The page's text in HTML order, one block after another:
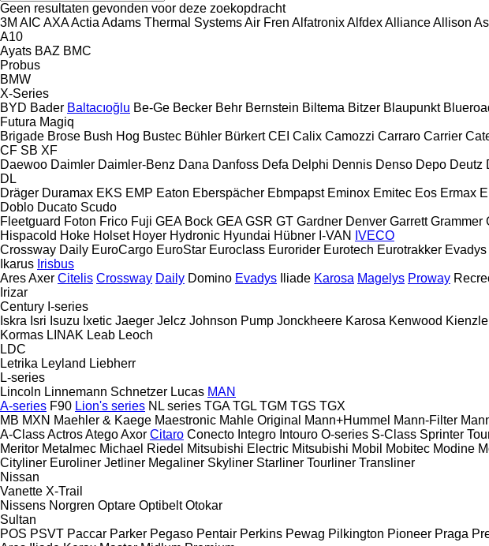
Geen resultaten gevonden voor deze zoekopdracht
3M AIC AXAActia Adams Thermal SystemsAir Fren AlfatronixAlfdexAllianceAllison
A10
Ayats BAZ BMC
Probus
BMW
X-Series
BYD Bader Baltacıoğlu Be-Ge Becker Behr Bernstein Biltema Bitzer Blaupunkt
Futura Magiq
Brigade Brose Bush Hog Bustec Bühler Bürkert CEI Calix Camozzi Carraro Carrier
CF SB XF
Daewoo Daimler Daimler-Benz Dana Danfoss Defa Delphi Dennis Denso Depo Deutz
DL
Dräger Duramax EKS EMP Eaton Eberspächer Ebmpapst Eminox Emitec Eos Ermax
Doblo Ducato Scudo
Fleetguard Foton Frico Fuji GEA Bock GEA GSR GT Gardner Denver Garrett Grammer
Hispacold Hoke Holset Hoyer Hydronic Hyundai Hübner I-VAN
IVECO
Crossway Daily EuroCargo EuroStar Euroclass Eurorider Eurotech Eurotrakker Evadys
Ikarus Irisbus
AresAxer Citelis Crossway Daily Domino Evadys Iliade Karosa Magelys Proway
Irizar
Century I-series
Iskra Isri Isuzu Ixetic Jaeger Jelcz Johnson Pump Jonckheere Karosa Kenwood Kienzle
Kormas LINAK Leab Leoch
LDC
Letrika Leyland Liebherr
L-series
Lincoln Linnemann Schnetzer Lucas MAN
A-series F90 Lion's series NL series TGA TGL TGM TGS TGX
MB MXN Maehler & Kaege Maestronic Mahle Original Mann+Hummel Mann-Filter
A-ClassActrosAtegoAxor Citaro Conecto Integro Intouro O-series S-Class Sprinter
Meritor Metalmec Michael Riedel Mitsubishi Electric Mitsubishi Mobil Mobitec Modine
Cityliner Euroliner Jetliner Megaliner Skyliner Starliner Tourliner Transliner
Nissan
Vanette X-Trail
Nissens Norgren Optare Optibelt Otokar
Sultan
POS PSVT Paccar Parker Pegaso Pentair Perkins Pewag Pilkington Pioneer Praga